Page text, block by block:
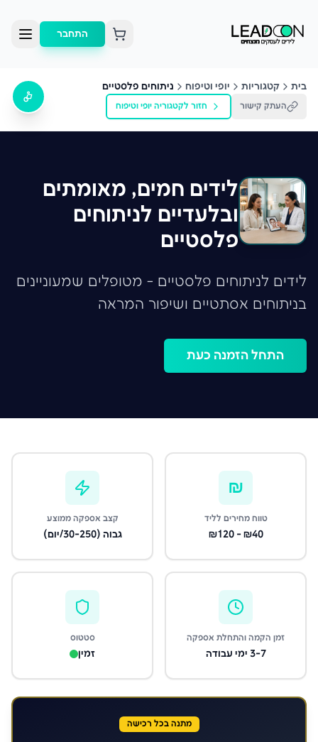
התחבר
בית קטגוריות יופי וטיפוח ניתוחים פלסטיים
העתק קישור חזור לקטגוריה יופי וטיפוח
לידים חמים, מאומתים
ובלעדיים לניתוחים
פלסטיים
לידים לניתוחים פלסטיים - מטופלים שמעוניינים
בניתוחים אסתטיים ושיפור המראה
התחל הזמנה כעת
₪
טווח מחירים לליד
₪40 - ₪120
קצב אספקה ממוצע
גבוה (30-250/יום)
זמן הקמה והתחלת אספקה
3-7 ימי עבודה
סטטוס
זמין
מתנה בכל רכישה